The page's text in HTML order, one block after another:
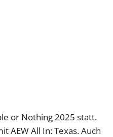
or Nothing 2025 statt.
AEW All In: Texas. Auch